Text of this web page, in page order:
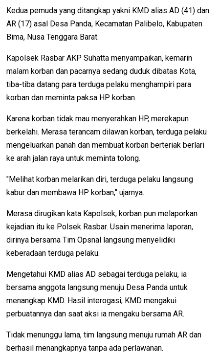
Kedua pemuda yang ditangkap yakni KMD alias AD (41) dan
AR (17) asal Desa Panda, Kecamatan Palibelo, Kabupaten
Bima, Nusa Tenggara Barat.
Kapolsek Rasbar AKP Suhatta menyampaikan, kemarin
malam korban dan pacarnya sedang duduk dibatas Kota,
tiba-tiba datang para terduga pelaku menghampiri para
korban dan meminta paksa HP korban.
Karena korban tidak mau menyerahkan HP, merekapun
berkelahi. Merasa terancam dilawan korban, terduga pelaku
mengeluarkan panah dan membuat korban berteriak berlari
ke arah jalan raya untuk meminta tolong.
"Melihat korban melarikan diri, terduga pelaku langsung
kabur dan membawa HP korban," ujarnya.
Merasa dirugikan kata Kapolsek, korban pun melaporkan
kejadian itu ke Polsek Rasbar. Usain menerima laporan,
dirinya bersama Tim Opsnal langsung menyelidiki
keberadaan terduga pelaku.
Mengetahui KMD alias AD sebagai terduga pelaku, ia
bersama anggota langsung menuju Desa Panda untuk
menangkap KMD. Hasil interogasi, KMD mengakui
perbuatannya dan saat aksi ia mengaku bersama AR.
Tidak menunggu lama, tim langsung menuju rumah AR dan
berhasil menangkapnya tanpa ada perlawanan.